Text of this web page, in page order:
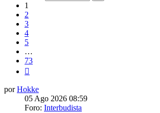
1
2
3
4
5
…
73
porHokke
05 Ago 2026 08:59
Foro: Interbudista